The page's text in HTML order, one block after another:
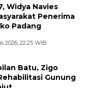
Widya Navies
Penerima
Padang
2026, 22:25 WIB
Batu, Zigo
Gunung